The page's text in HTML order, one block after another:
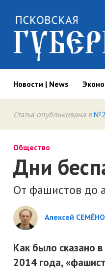
Новости | News
Статья опубликована в
Общество
Дни
От фашистов до
Алексей
Как было сказано
2014 года,